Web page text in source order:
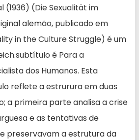
(1936) (Die Sexualität im
alemão, publicado em
in the Culture Struggle) é um
é Para a
dos Humanos. Esta
reflete a estrurura em duas
a primeira parte analisa a crise
e as tentativas de
preservavam a estrutura da